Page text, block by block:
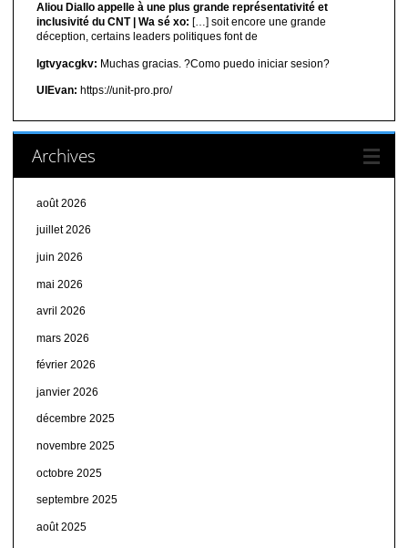
Aliou Diallo appelle à une plus grande représentativité et
inclusivité du CNT | Wa sé xo: […] soit encore une grande
déception, certains leaders politiques font de
lgtvyacgkv: Muchas gracias. ?Como puedo iniciar sesion?
UIEvan: https://unit-pro.pro/
Archives
août 2026
juillet 2026
juin 2026
mai 2026
avril 2026
mars 2026
février 2026
janvier 2026
décembre 2025
novembre 2025
octobre 2025
septembre 2025
août 2025